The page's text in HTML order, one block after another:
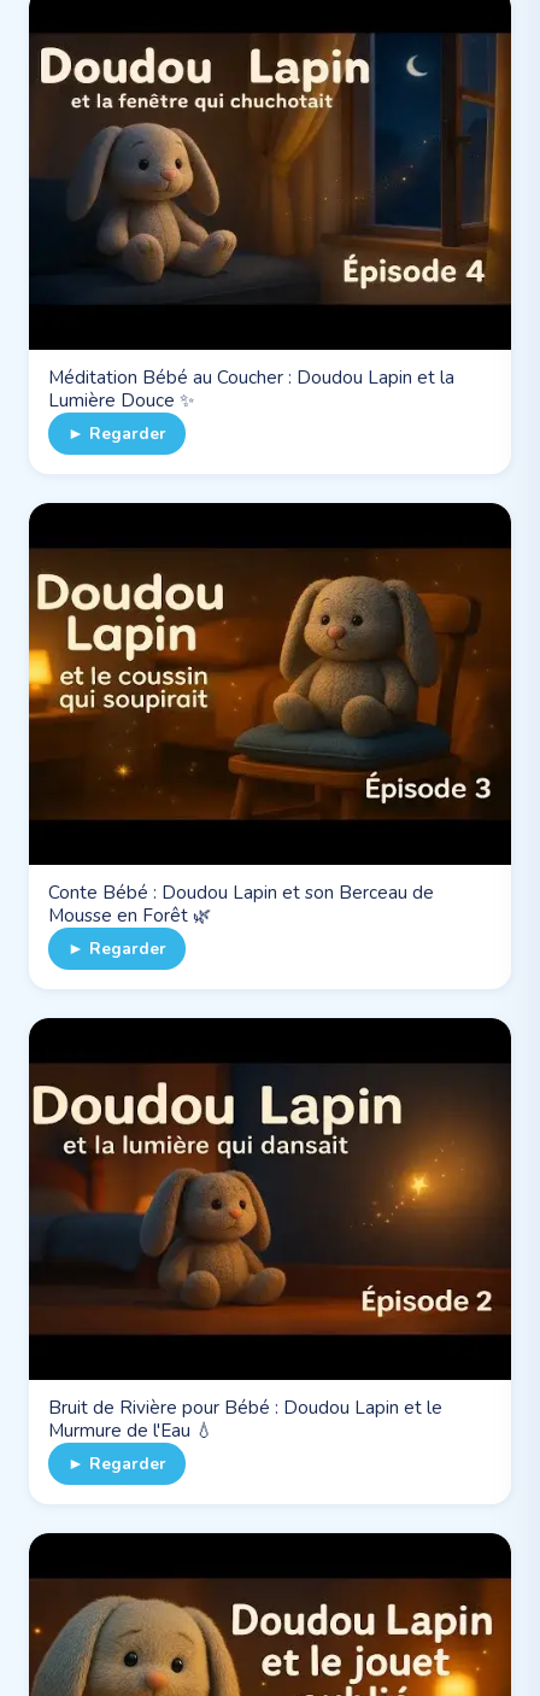
Méditation Bébé au Coucher : Doudou Lapin et la
Lumière Douce ✨
► Regarder
Conte Bébé : Doudou Lapin et son Berceau de
Mousse en Forêt 🌿
► Regarder
Bruit de Rivière pour Bébé : Doudou Lapin et le
Murmure de l'Eau 💧
► Regarder